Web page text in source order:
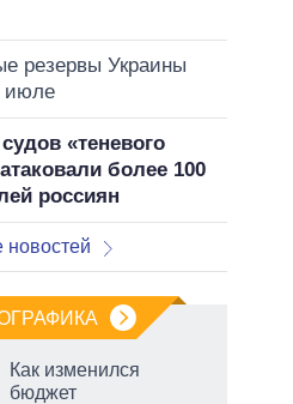
резервы Украины
июле
«теневого
более 100
россиян
Как изменился
бюджет